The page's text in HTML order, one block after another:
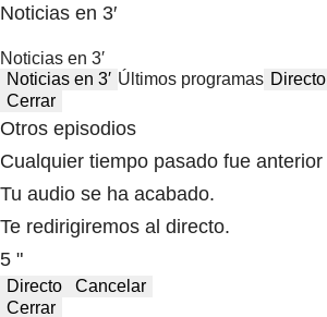
Noticias en 3′
Noticias en 3′
Noticias en 3′ Últimos programas Directo
Cerrar
Otros episodios
Cualquier tiempo pasado fue anterior
Tu audio se ha acabado.
Te redirigiremos al directo.
5 "
Directo
Cancelar
Cerrar